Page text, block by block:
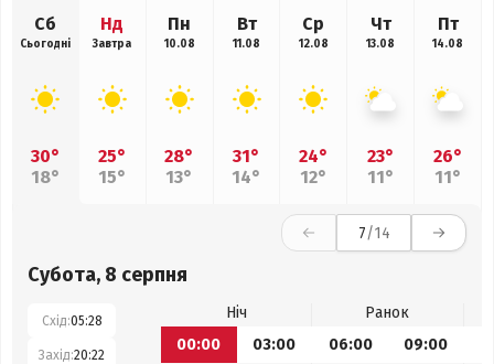
Сб
Сьогодні
30°
18°
Нд
Завтра
25°
15°
Пн
10.08
28°
13°
Вт
11.08
31°
14°
Ср
12.08
24°
12°
Чт
13.08
23°
11°
Пт
14.08
26°
11°
7/14
Субота, 8 серпня
Схід:05:28
Захід:20:22
Ніч
Ранок
00:00
03:00 06:00 09:00